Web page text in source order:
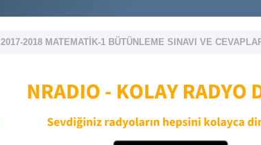
2017-2018 MATEMATİK-1 BÜTÜNLEME SINAVI VE